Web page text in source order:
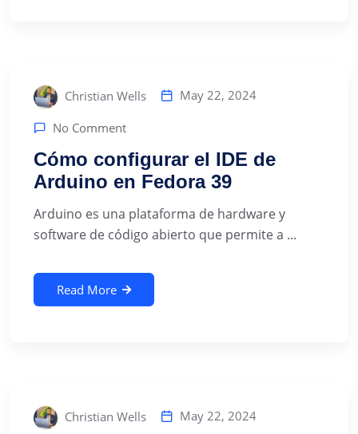
Christian Wells May 22, 2024
No Comment
Cómo configurar el IDE de
Arduino en Fedora 39
Arduino es una plataforma de hardware y
software de código abierto que permite a ...
Read More
Christian Wells May 22, 2024